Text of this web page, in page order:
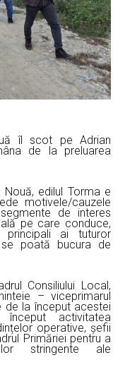
îl scot pe Adrian
de la preluarea
edilul Torma e
motivele/cauzele
de interes
pe care conduce,
principali ai tuturor
poată bucura de
Consiliului Local,
– viceprimarul
de la început acestei
activitatea
operative, șefii
Primăriei pentru a
stringente ale